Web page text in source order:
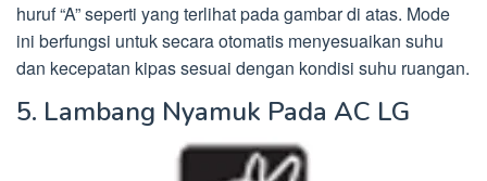
huruf “A” seperti yang terlihat pada gambar di atas. Mode
ini berfungsi untuk secara otomatis menyesuaikan suhu
dan kecepatan kipas sesuai dengan kondisi suhu ruangan.
5. Lambang Nyamuk Pada AC LG